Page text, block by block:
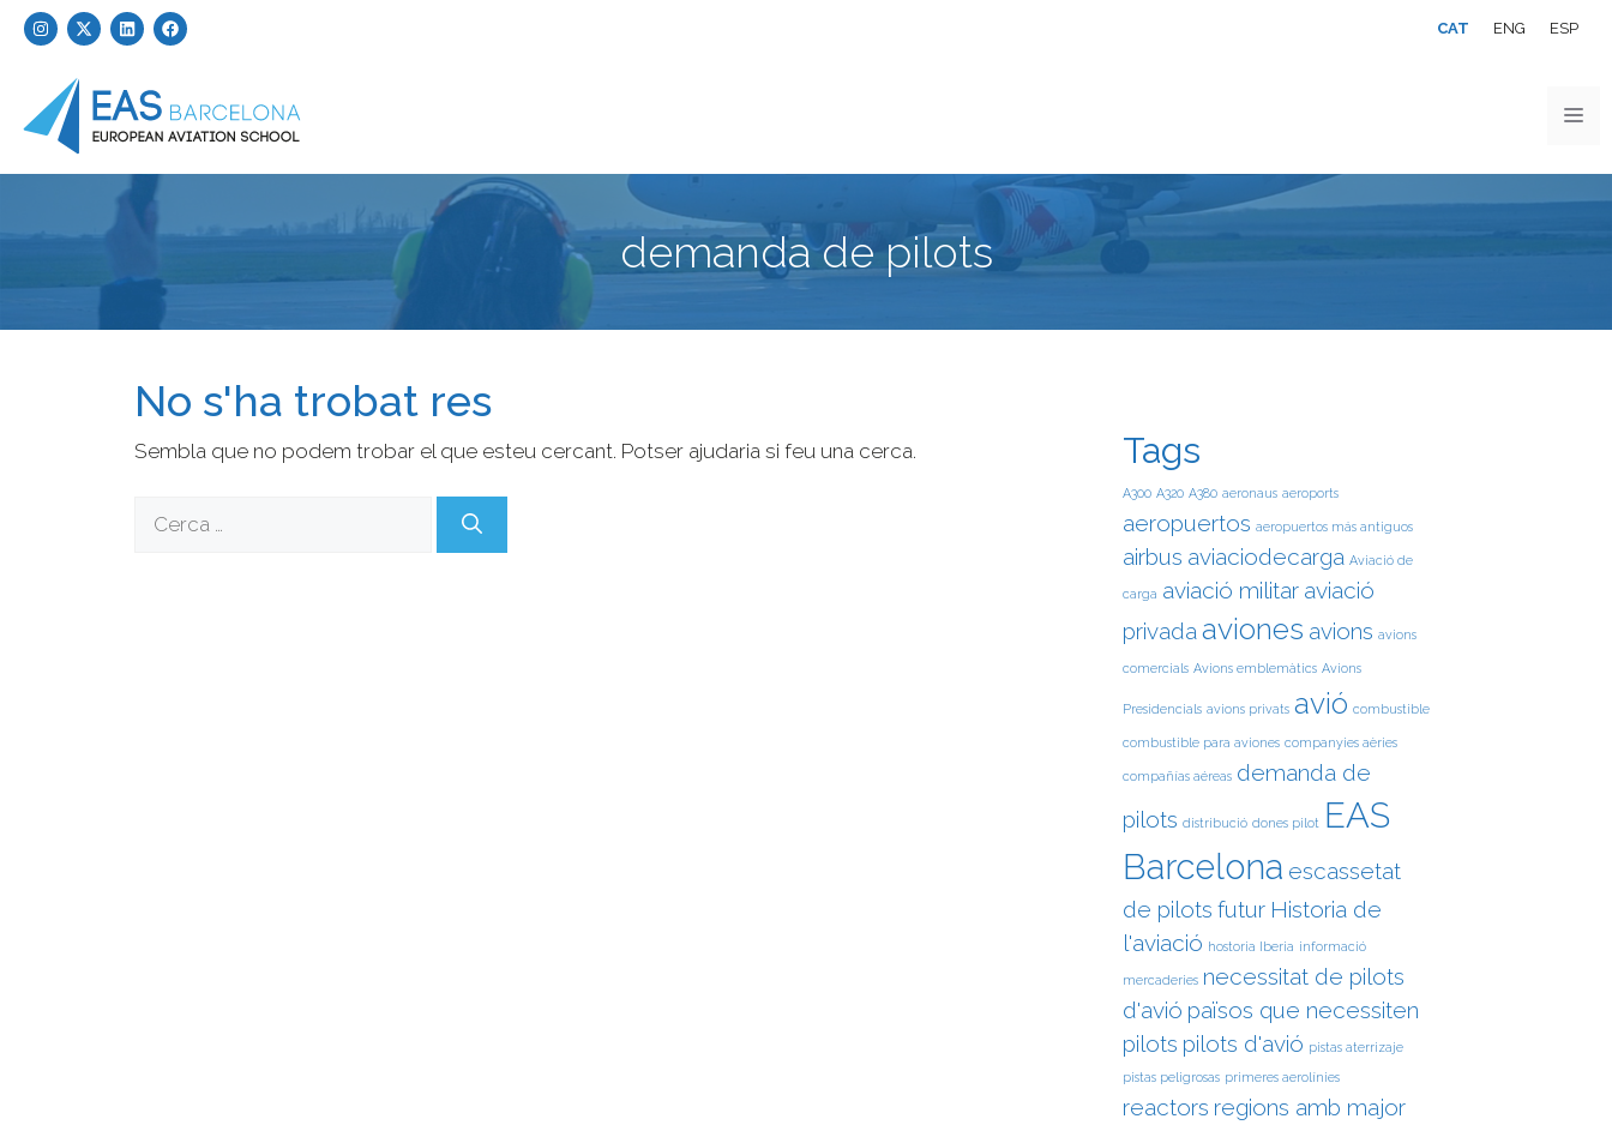
CAT ENG ESP
demanda de pilots
No s'ha trobat res
Sembla que no podem trobar el que esteu cercant. Potser ajudaria si feu una cerca. Tags
A300 A320 A380 aeronaus aeroports
aeropuertos aeropuertos más antiguos
airbus aviaciodecarga Aviació de
carga aviació militar aviació
privada aviones avions avions
comercials Avions emblemàtics Avions
Presidencials avions privats avió combustible
combustible para aviones companyies aèries
compañías aéreas demanda de
pilots distribució dones pilot EAS
Barcelona escassetat
de pilots futur Historia de
l'aviació hostoria Iberia informació
mercaderies necessitat de pilots
d'avió països que necessiten
pilots pilots d'avió pistas aterrizaje
pistas peligrosas primeres aerolínies
reactors regions amb major